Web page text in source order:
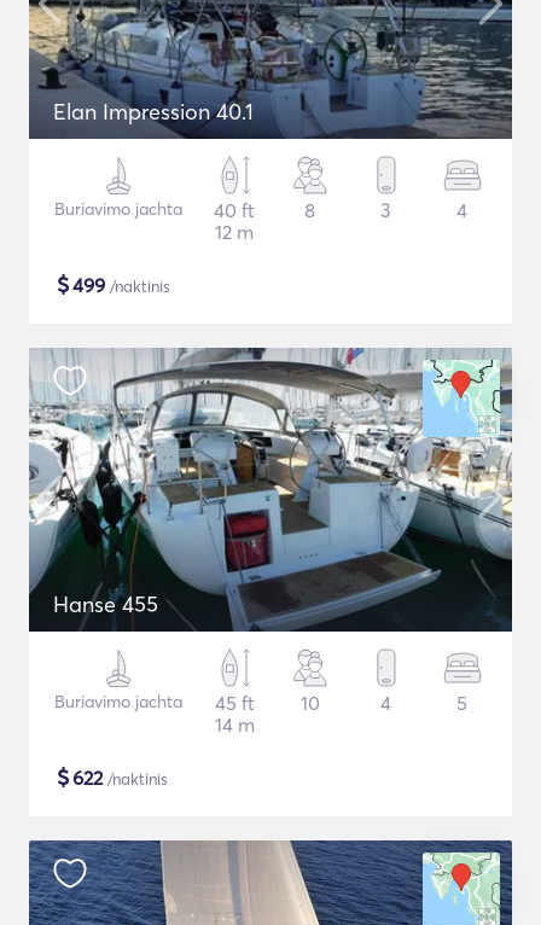
Elan Impression 40.1
Buriavimo jachta
40 ft
12 m
8 3 4
$499 /naktinis
Hanse 455
Buriavimo jachta
45 ft
14 m
10 4 5
$622/naktinis